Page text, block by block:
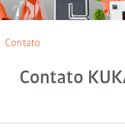
Contato
Contato